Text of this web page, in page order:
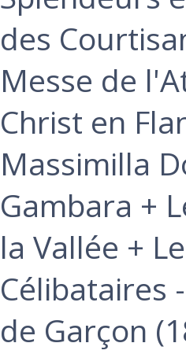
des
Messe de
Christ en
Massimilla
Gambara +
la Vallée +
Célibataires
de Garçon